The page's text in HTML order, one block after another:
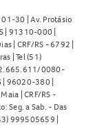
30 | Av. Protásio
| 91310-000 |
| CRF/RS - 6792 |
| Tel (51)
0080-
| 96020-380 |
| CRF/RS -
Seg. a Sab. - Das
999505659 |